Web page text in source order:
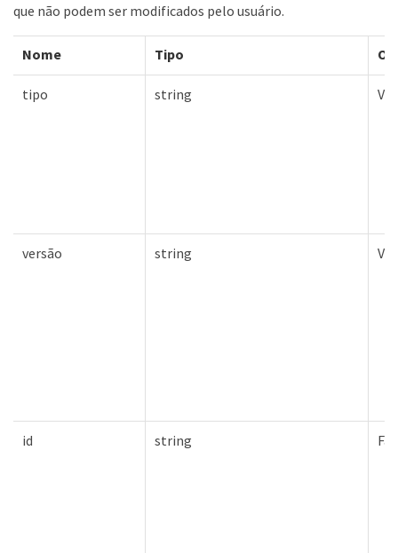
que não podem ser modificados pelo usuário.
Nome Tipo
tipo string
versão string
id string